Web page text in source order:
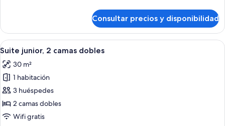
grande
(3
Adults
+
1
Child)
junior,
cama
matrimonio
grande
(3
Adults
+
Child)
Consultar precios y disponibilidad
Abrir
todas
las
fotos
de
Suite
junior,
Una habitación de hotel moderna
4
Suite junior, 2 camas dobles
30 m²
1 habitación
3 huéspedes
2 camas dobles
Wifi gratis